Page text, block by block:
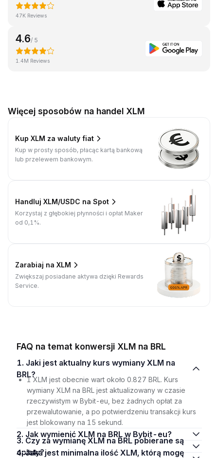
47K Reviews
4.6/ 5
1.4M Reviews
Więcej sposobów na handel XLM
Kup XLM za waluty fiat
Kup w prosty sposób, płacąc kartą bankową
lub przelewem bankowym.
Handluj XLM/USDC na Spot
Korzystaj z głębokiej płynności i opłat Maker
od 0,1%.
Zarabiaj na XLM
Zwiększaj posiadane aktywa dzięki Rewards
Service.
FAQ na temat konwersji XLM na BRL
1. Jaki jest aktualny kurs wymiany XLM na
BRL?
1 XLM jest obecnie wart około 0.827 BRL. Kurs
wymiany XLM na BRL jest aktualizowany w czasie
rzeczywistym w Bybit-eu, bez żadnych opłat za
przewalutowanie, a po potwierdzeniu transakcji kurs
jest blokowany na 15 sekund.
2. Jak wymienić XLM na BRL w Bybit-eu?
3. Czy za wymianę XLM na BRL pobierane są
opłaty?
4. Jaka jest minimalna ilość XLM, którą mogę